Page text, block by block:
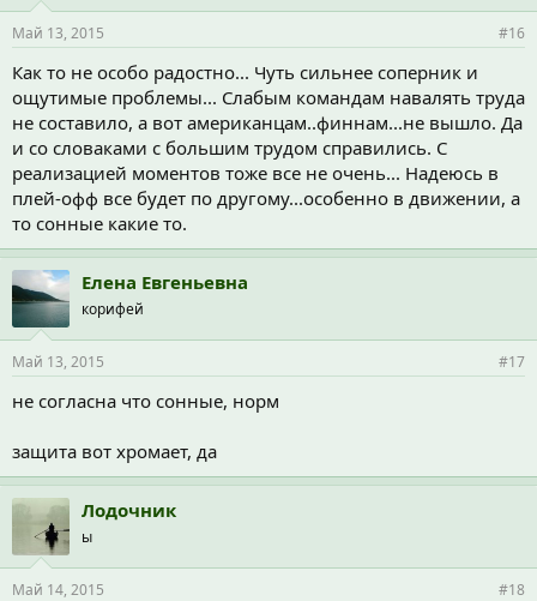
Май 13, 2015 #16
Как то не особо радостно... Чуть сильнее соперник и
ощутимые проблемы... Слабым командам навалять труда
не составило, а вот американцам..финнам...не вышло. Да
и со словаками с большим трудом справились. С
реализацией моментов тоже все не очень... Надеюсь в
плей-офф все будет по другому...особенно в движении, а
то сонные какие то.
Елена Евгеньевна
корифей
Май 13, 2015 #17
не согласна что сонные, норм
защита вот хромает, да
Лодочник
ы
Май 14, 2015 #18